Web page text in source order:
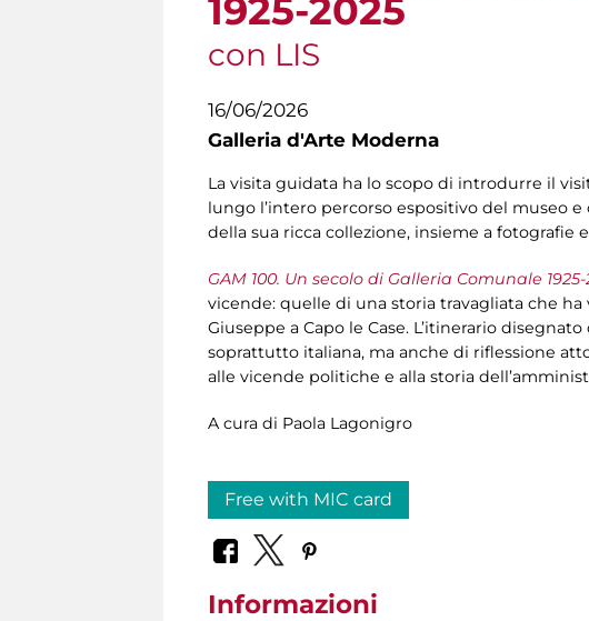
1925-2025
con LIS
16/06/2026
Galleria d'Arte Moderna
La visita guidata ha lo scopo di introdurre il
lungo l’intero percorso espositivo del museo
della sua ricca collezione, insieme a fotografie
GAM 100. Un secolo di Galleria Comunale 1925-
vicende: quelle di una storia travagliata che
Giuseppe a Capo le Case. L’itinerario
soprattutto italiana, ma anche di riflessione
alle vicende politiche e alla storia
A cura di Paola Lagonigro
Free with MIC card
Informazioni